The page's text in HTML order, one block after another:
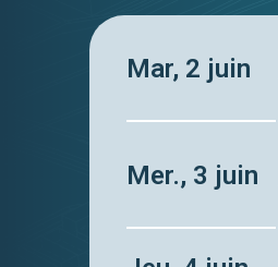
Mar, 2 juin
Mer., 3 juin